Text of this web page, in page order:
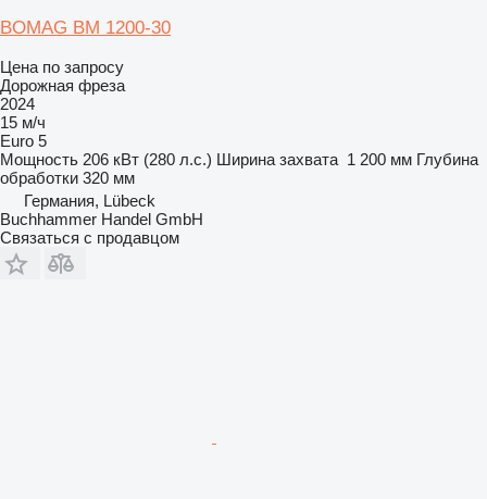
BOMAG BM 1200-30
Цена по запросу
Дорожная фреза
2024
15 м/ч
Euro 5
Мощность 206 кВт (280 л.с.) Ширина захвата 1 200 мм Глубина
обработки 320 мм
Германия, Lübeck
Buchhammer Handel GmbH
Связаться с продавцом